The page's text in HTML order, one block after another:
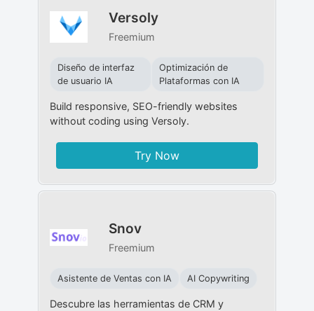
Versoly
Freemium
Diseño de interfaz
de usuario IA
Optimización de
Plataformas con IA
Build responsive, SEO-friendly websites
without coding using Versoly.
Try Now
Snov
Freemium
Asistente de Ventas con IA AI Copywriting
Descubre las herramientas de CRM y